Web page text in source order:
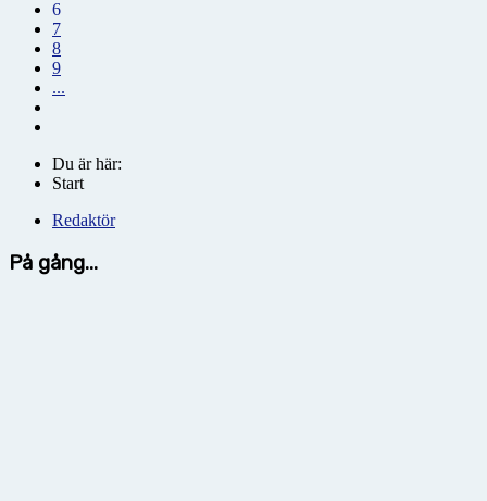
6
7
8
9
...
Du är här:
Start
Redaktör
På gång...